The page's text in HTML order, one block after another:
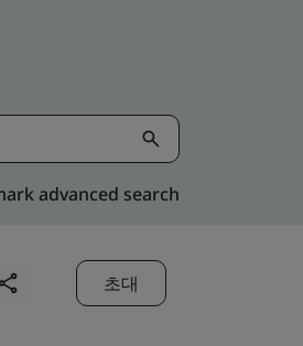
advanced search
초대